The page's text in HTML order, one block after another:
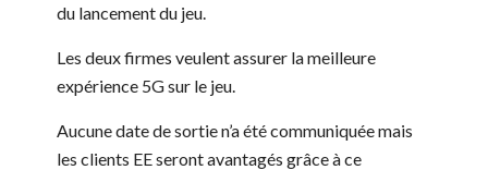
du lancement du jeu.
Les deux firmes veulent assurer la meilleure
expérience 5G sur le jeu.
Aucune date de sortie n’a été communiquée mais
les clients EE seront avantagés grâce à ce